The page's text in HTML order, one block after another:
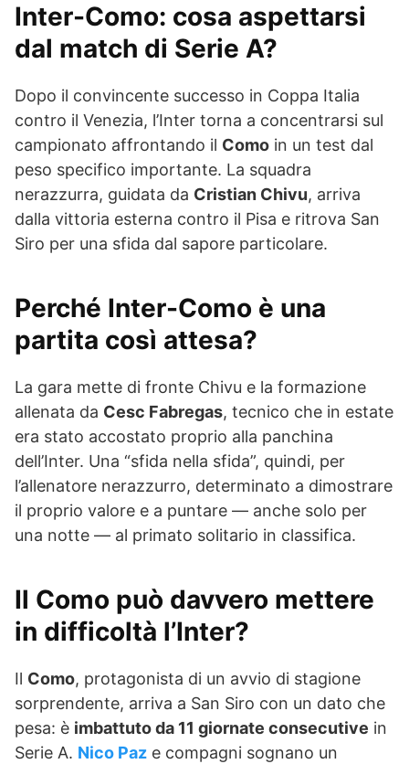
Inter-Como: cosa aspettarsi
dal match di Serie A?
Dopo il convincente successo in Coppa Italia
contro il Venezia, l’Inter torna a concentrarsi sul
campionato affrontando il Como in un test dal
peso specifico importante. La squadra
nerazzurra, guidata da Cristian Chivu, arriva
dalla vittoria esterna contro il Pisa e ritrova San
Siro per una sfida dal sapore particolare.
Perché Inter-Como è una
partita così attesa?
La gara mette di fronte Chivu e la formazione
allenata da Cesc Fabregas, tecnico che in estate
era stato accostato proprio alla panchina
dell’Inter. Una “sfida nella sfida”, quindi, per
l’allenatore nerazzurro, determinato a dimostrare
il proprio valore e a puntare — anche solo per
una notte — al primato solitario in classifica.
Il Como può davvero mettere
in difficoltà l’Inter?
Il Como, protagonista di un avvio di stagione
sorprendente, arriva a San Siro con un dato che
pesa: è imbattuto da 11 giornate consecutive in
Serie A. Nico Paz e compagni sognano un